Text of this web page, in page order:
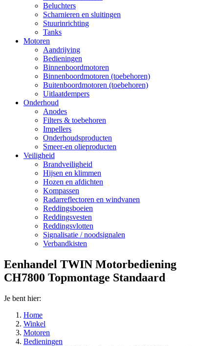
Beluchters
Scharnieren en sluitingen
Stuurinrichting
Tanks
Motoren
Aandrijving
Bedieningen
Binnenboordmotoren
Binnenboordmotoren (toebehoren)
Buitenboordmotoren (toebehoren)
Uitlaatdempers
Onderhoud
Anodes
Filters & toebehoren
Impellers
Onderhoudsproducten
Smeer-en olieproducten
Veiligheid
Brandveiligheid
Hijsen en klimmen
Hozen en afdichten
Kompassen
Radarreflectoren en windvanen
Reddingsboeien
Reddingsvesten
Reddingsvlotten
Signalisatie / noodsignalen
Verbandkisten
Eenhandel TWIN Motorbediening
CH7800 Topmontage Standaard
Je bent hier:
Home
Winkel
Motoren
Bedieningen